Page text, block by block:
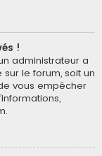
!
administrateur a
le forum, soit un
vous empêcher